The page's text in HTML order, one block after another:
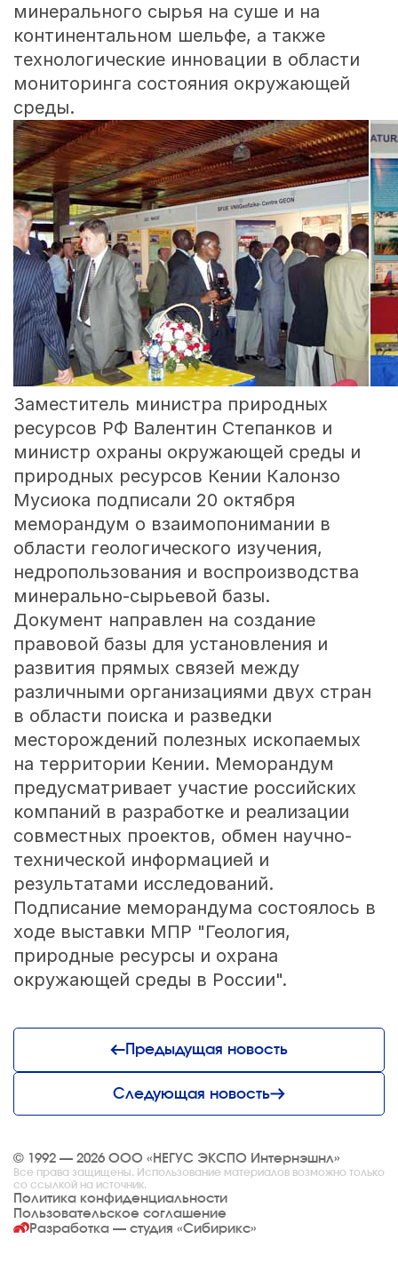
минерального сырья на суше и на
континентальном шельфе, а также
технологические инновации в области
мониторинга состояния окружающей
среды.
Заместитель министра природных
ресурсов РФ Валентин Степанков и
министр охраны окружающей среды и
природных ресурсов Кении Калонзо
Мусиока подписали 20 октября
меморандум о взаимопонимании в
области геологического изучения,
недропользования и воспроизводства
минерально-сырьевой базы.
Документ направлен на создание
правовой базы для установления и
развития прямых связей между
различными организациями двух стран
в области поиска и разведки
месторождений полезных ископаемых
на территории Кении. Меморандум
предусматривает участие российских
компаний в разработке и реализации
совместных проектов, обмен научно-
технической информацией и
результатами исследований.
Подписание меморандума состоялось в
ходе выставки МПР "Геология,
природные ресурсы и охрана
окружающей среды в России".
Предыдущая новость
Следующая новость
© 1992 — 2026 ООО «НЕГУС ЭКСПО Интернэшнл»
Все права защищены. Использование материалов возможно только
со ссылкой на источник.
Политика конфиденциальности
Пользовательское соглашение
Разработка — студия «Сибирикс»